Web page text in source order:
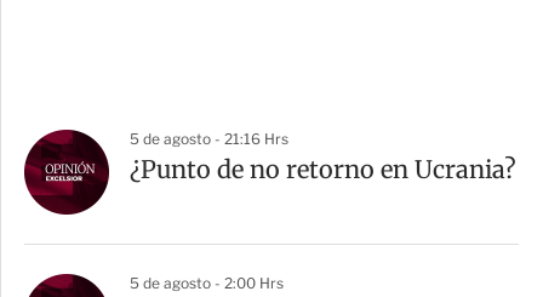
5 de agosto - 21:16 Hrs
¿Punto de no retorno en Ucrania?
5 de agosto - 2:00 Hrs